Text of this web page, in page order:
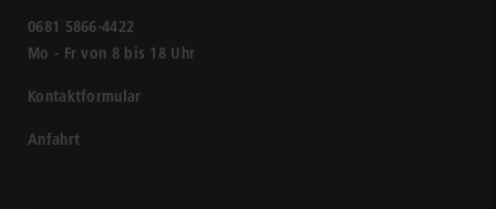
0681 5866-4422
Mo - Fr von 8 bis 18 Uhr
Kontaktformular
Anfahrt